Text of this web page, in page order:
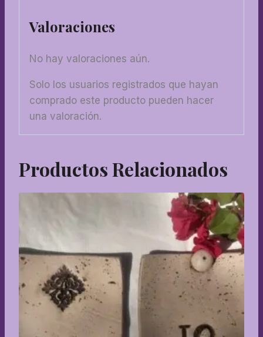
Valoraciones
No hay valoraciones aún.
Solo los usuarios registrados que hayan
comprado este producto pueden hacer
una valoración.
Productos Relacionados